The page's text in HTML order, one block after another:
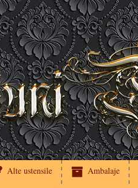
Alte ustensile Ambalaje